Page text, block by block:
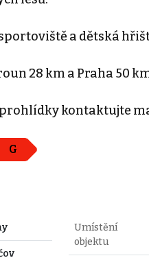
sportoviště a dětská
28 km a Praha 50
kontaktujte
G
Umístění
objektu